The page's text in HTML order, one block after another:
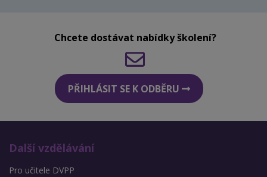
Chcete dostávat nabídky školení?
PŘIHLÁSIT SE K ODBĚRU
Další vzdělávání
Pro učitele DVPP